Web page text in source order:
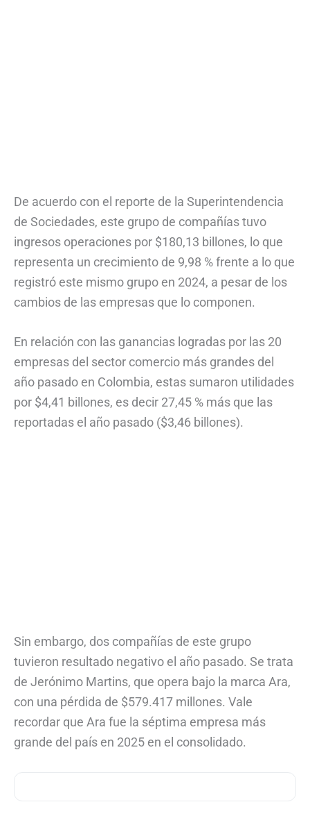
De acuerdo con el reporte de la Superintendencia
de Sociedades, este grupo de compañías tuvo
ingresos operaciones por $180,13 billones, lo que
representa un crecimiento de 9,98 % frente a lo que
registró este mismo grupo en 2024, a pesar de los
cambios de las empresas que lo componen.
En relación con las ganancias logradas por las 20
empresas del sector comercio más grandes del
año pasado en Colombia, estas sumaron utilidades
por $4,41 billones, es decir 27,45 % más que las
reportadas el año pasado ($3,46 billones).
Sin embargo, dos compañías de este grupo
tuvieron resultado negativo el año pasado. Se trata
de Jerónimo Martins, que opera bajo la marca Ara,
con una pérdida de $579.417 millones. Vale
recordar que Ara fue la séptima empresa más
grande del país en 2025 en el consolidado.